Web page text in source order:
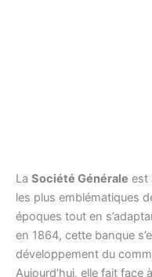
La Société Générale est
les plus emblématiques
époques tout en
en 1864, cette banque
développement du
Aujourd’hui, elle fait